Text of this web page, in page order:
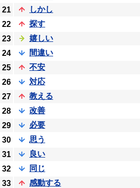
21
しかし
22
探す
23
嬉しい
24
間違い
25
不安
26
対応
27
教える
28
改善
29
必要
30
思う
31
良い
32
同じ
33
感動する